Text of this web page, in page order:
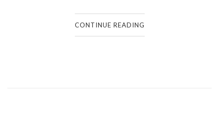
CONTINUE READING